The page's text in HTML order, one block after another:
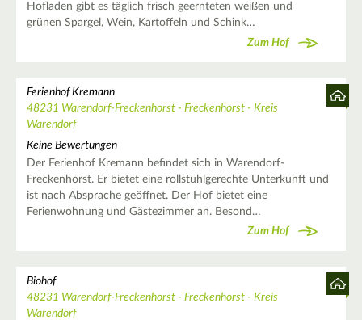
Hofladen gibt es täglich frisch geernteten weißen und
grünen Spargel, Wein, Kartoffeln und Schink…
Zum Hof
Ferienhof Kremann
48231 Warendorf-Freckenhorst - Freckenhorst - Kreis
Warendorf
Keine Bewertungen
Der Ferienhof Kremann befindet sich in Warendorf-
Freckenhorst. Er bietet eine rollstuhlgerechte Unterkunft und
ist nach Absprache geöffnet. Der Hof bietet eine
Ferienwohnung und Gästezimmer an. Besond…
Zum Hof
Biohof
48231 Warendorf-Freckenhorst - Freckenhorst - Kreis
Warendorf